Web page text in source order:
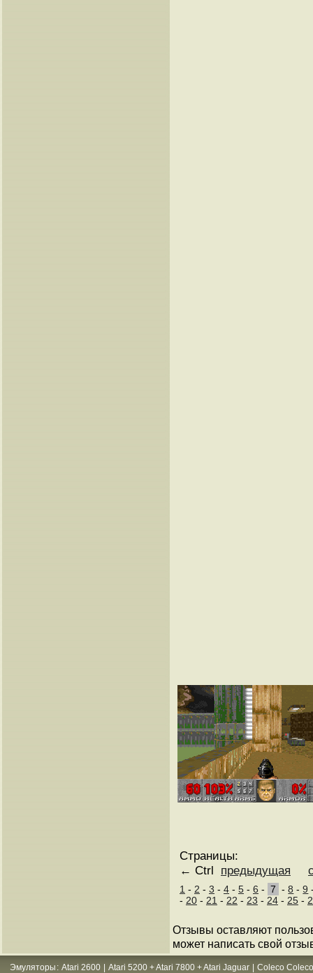
Страницы:
← Ctrl предыдущая
1 - 2 - 3 - 4 - 5 - 6 - 7 -8 -9
- 20 - 21 - 22 - 23 - 24 - 25 -
Отзывы оставляют
может написать свой
Эмуляторы : Atari 2600 Atari 5200 + Atari 7800 + Atari Jaguar
Coleco